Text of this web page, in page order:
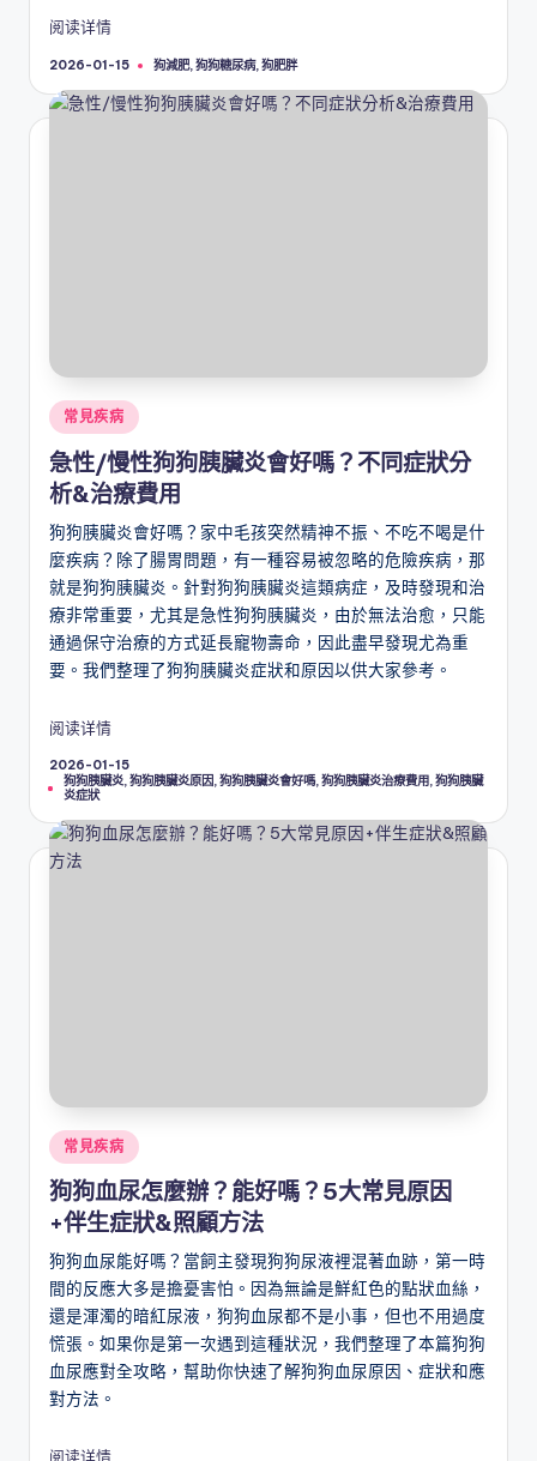
阅读详情
2026-01-15
Tags: 狗減肥,狗狗糖尿病,狗肥胖
Posted
常見疾病
急性/慢性狗狗胰臟炎會好嗎？不同症狀分
析&治療費用
狗狗胰臟炎會好嗎？家中毛孩突然精神不振、不吃不喝是什
麼疾病？除了腸胃問題，有一種容易被忽略的危險疾病，那
就是狗狗胰臟炎。針對狗狗胰臟炎這類病症，及時發現和治
療非常重要，尤其是急性狗狗胰臟炎，由於無法治愈，只能
通過保守治療的方式延長寵物壽命，因此盡早發現尤為重
要。我們整理了狗狗胰臟炎症狀和原因以供大家參考。
阅读详情
2026-01-15
Tags:
狗狗胰臟炎,狗狗胰臟炎原因,狗狗胰臟炎會好嗎,狗狗胰臟炎治療費用,狗狗胰臟
炎症狀
Posted
in
常見疾病
狗狗血尿怎麼辦？能好嗎？5大常見原因
+伴生症狀&照顧方法
狗狗血尿能好嗎？當飼主發現狗狗尿液裡混著血跡，第一時
間的反應大多是擔憂害怕。因為無論是鮮紅色的點狀血絲，
還是渾濁的暗紅尿液，狗狗血尿都不是小事，但也不用過度
慌張。如果你是第一次遇到這種狀況，我們整理了本篇狗狗
血尿應對全攻略，幫助你快速了解狗狗血尿原因、症狀和應
對方法。
阅读详情